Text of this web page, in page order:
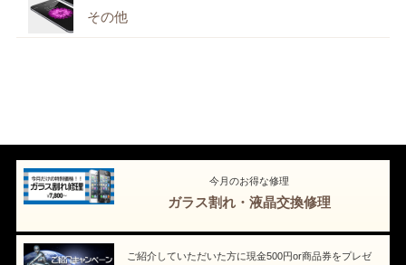
その他
今月のお得な修理
ガラス割れ・液晶交換修理
ご紹介していただいた方に現金500円or商品券をプレゼ